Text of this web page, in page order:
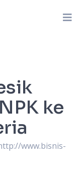
ke
www.bisnis-